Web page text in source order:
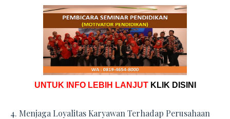
UNTUK INFO LEBIH LANJUT KLIK DISINI
4. Menjaga Loyalitas Karyawan Terhadap Perusahaan